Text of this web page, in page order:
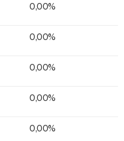
0,00%
0,00%
0,00%
0,00%
0,00%